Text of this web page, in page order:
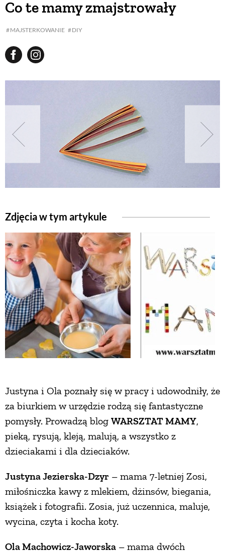
Co te mamy zmajstrowały
MAJSTERKOWANIE DIY
Zdjęcia w tym artykule
Justyna i Ola poznały się w pracy i udowodniły, że
za biurkiem w urzędzie rodzą się fantastyczne
pomysły. Prowadzą blog WARSZTAT MAMY,
pieką, rysują, kleją, malują, a wszystko z
dzieciakami i dla dzieciaków.
Justyna Jezierska-Dzyr – mama 7-letniej Zosi,
miłośniczka kawy z mlekiem, dżinsów, biegania,
książek i fotografii. Zosia, już uczennica, maluje,
wycina, czyta i kocha koty.
Ola Machowicz-Jaworska – mama dwóch
BUDUJEMY DOM
ROŚLINY OGRODOWE
PORADY
ZIELEŃ W DOMU
PROJEKTOWANIE OGRODU
NATURALNIE
URODA
NATURALNA APTECZKA
DLA DOMU
PRZYRODA
ZWIERZĘTA DOMOWE
ZWIERZĘTA W NATURZE
GRZYBY